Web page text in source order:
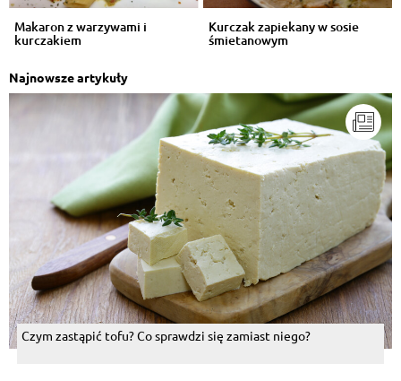
Makaron z warzywami i
kurczakiem
Kurczak zapiekany w sosie
śmietanowym
Najnowsze artykuły
Czym zastąpić tofu? Co sprawdzi się zamiast niego?